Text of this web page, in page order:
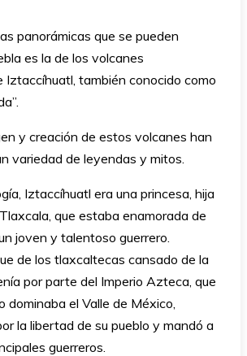
panorámicas que se pueden
es la de los volcanes
Iztaccíhuatl, también conocido como
y creación de estos volcanes han
variedad de leyendas y mitos.
Iztaccíhuatl era una princesa, hija
que estaba enamorada de
joven y talentoso guerrero.
de los tlaxcaltecas cansado de la
por parte del Imperio Azteca, que
dominaba el Valle de México,
la libertad de su pueblo y mandó a
guerreros.